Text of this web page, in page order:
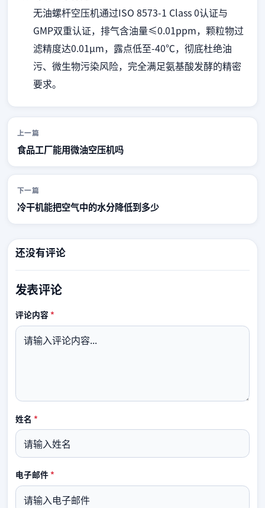
无油螺杆空压机通过ISO 8573-1 Class 0认证与
GMP双重认证，排气含油量≤0.01ppm，颗粒物过
滤精度达0.01μm，露点低至-40℃，彻底杜绝油
污、微生物污染风险，完全满足氨基酸发酵的精密
要求。
上一篇
食品工厂能用微油空压机吗
下一篇
冷干机能把空气中的水分降低到多少
还没有评论
发表评论
评论内容*必填
姓名 *必填
电子邮件*必填